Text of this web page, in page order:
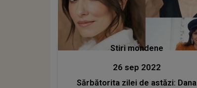
Stiri mondene
26 sep 2022
Sărbătorita zilei de astăzi: Dana